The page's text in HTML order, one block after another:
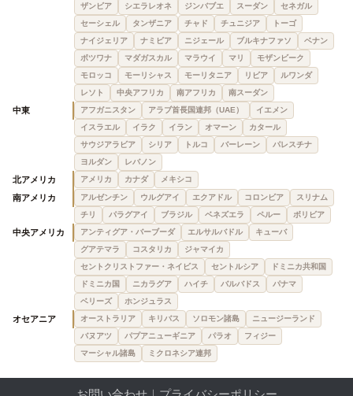
ザンビア
シエラレオネ ジンバブエ スーダン
セネガル
セーシェル
タンザニア チャド チュニジア
トーゴ
ナイジェリア
ナミビア ニジェール ブルキナファソ
ベナン
ボツワナ
マダガスカル マラウイ マリ
モザンビーク
モロッコ
モーリシャス モーリタニア リビア
ルワンダ
レソト
中央アフリカ 南アフリカ 南スーダン
中東 アフガニスタン アラブ首長国連邦（UAE）
イエメン
イスラエル
イラク イラン オマーン
カタール
サウジアラビア
シリア トルコ バーレーン
パレスチナ
ヨルダン
レバノン
北アメリカ アメリカ カナダ メキシコ
南アメリカ アルゼンチン ウルグアイ エクアドル コロンビア
スリナム
チリ
パラグアイ ブラジル ベネズエラ ペルー ボリビア
中央アメリカ アンティグア・バーブーダ エルサルバドル
キューバ
グアテマラ
コスタリカ
ジャマイカ
セントクリストファー・ネイビス
セントルシア
ドミニカ共和国
ドミニカ国
ニカラグア ハイチ バルバドス
パナマ
ベリーズ
ホンジュラス
オセアニア オーストラリア キリバス ソロモン諸島
ニュージーランド
バヌアツ
パプアニューギニア パラオ
フィジー
マーシャル諸島
ミクロネシア連邦